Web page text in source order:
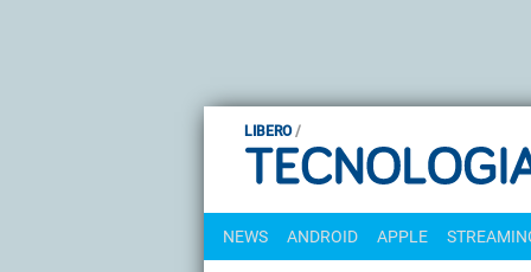
LIBERO
NEWS ANDROID APPLE